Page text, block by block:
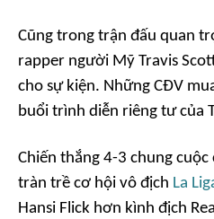
Cũng trong trận đấu quan
rapper người Mỹ Travis
cho sự kiện. Những CĐV
buổi trình diễn riêng tư của
Chiến thắng 4-3 chung
tràn trề cơ hội vô địch La
Hansi Flick hơn kình địch